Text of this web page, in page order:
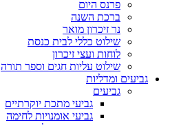
פרנס היום
ברכת השנה
נר זיכרון מואר
שילוט כללי לבית כנסת
לוחות ועצי זיכרון
שילוט עליות חגים וספר תורה
גביעים ומדליות
גביעים
גביעי מתכת יוקרתיים
גביעי אומנויות לחימה